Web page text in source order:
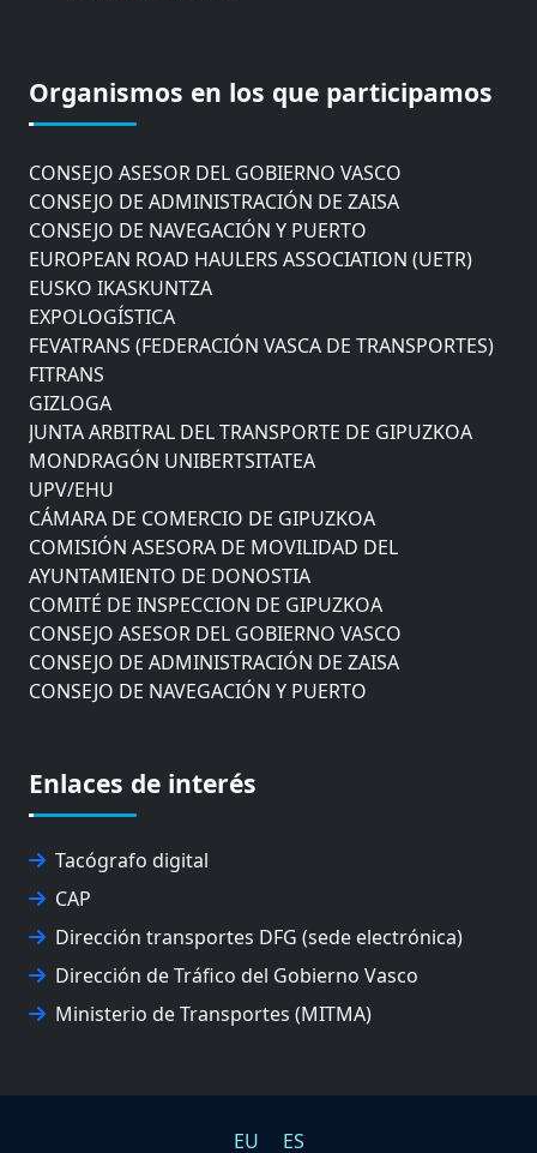
Organismos en los que participamos
COMISIÓN ASESORA DE MOVILIDAD DEL
AYUNTAMIENTO DE DONOSTIA
CONSEJO ASESOR DEL GOBIERNO VASCO
CONSEJO DE ADMINISTRACIÓN DE ZAISA
CONSEJO DE NAVEGACIÓN Y PUERTO
EUROPEAN ROAD HAULERS ASSOCIATION (UETR)
EUSKO IKASKUNTZA
EXPOLOGÍSTICA
FEVATRANS (FEDERACIÓN VASCA DE TRANSPORTES)
FITRANS
GIZLOGA
JUNTA ARBITRAL DEL TRANSPORTE DE GIPUZKOA
MONDRAGÓN UNIBERTSITATEA
UPV/EHU
CÁMARA DE COMERCIO DE GIPUZKOA
COMISIÓN ASESORA DE MOVILIDAD DEL
AYUNTAMIENTO DE DONOSTIA
COMITÉ DE INSPECCION DE GIPUZKOA
CONSEJO ASESOR DEL GOBIERNO VASCO
CONSEJO DE ADMINISTRACIÓN DE ZAISA
CONSEJO DE NAVEGACIÓN Y PUERTO
EXPOLOGÍSTICA
FEVATRANS (FEDERACIÓN VASCA DE TRANSPORTES)
GIZLOGA
JUNTA ARBITRAL DEL TRANSPORTE DE GIPUZKOA
MONDRAGÓN UNIBERTSITATEA
UPV/EHU
Enlaces de interés
Tacógrafo digital
CAP
Dirección transportes DFG (sede electrónica)
Dirección de Tráfico del Gobierno Vasco
Ministerio de Transportes (MITMA)
EU ES